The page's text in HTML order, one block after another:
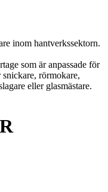
inom hantverkssektorn.
som är anpassade för
rörmokare,
eller glasmästare.